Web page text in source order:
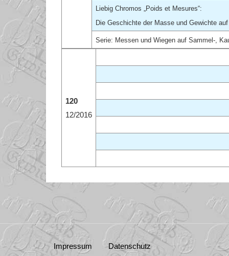
Liebig Chromos „Poids et Mesures“:
Die Geschichte der Masse und Gewichte
Serie: Messen und Wiegen auf Sammel-,
120
12/2016
Impressum Datenschutz